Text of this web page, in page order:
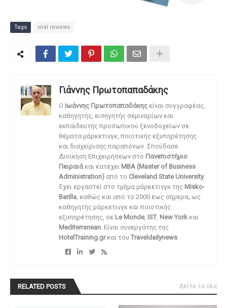
Tags viral reviews
Γιάννης Πρωτοπαπαδάκης
O Ιωάννης Πρωτοπαπαδάκης είναι συγγραφέας,
καθηγητής, εισηγητής σεμιναρίων και
εκπαιδευτής προσωπικού ξενοδοχείων σε
θέματα μάρκετινγκ, ποιοτικής εξυπηρέτησης
και διαχείρισης παραπόνων. Σπούδασε
Διοίκηση Επιχειρήσεων στο Πανεπιστήμιο
Πειραιά και κατέχει MBA (Master of Business
Administration) από το Cleveland State University.
Έχει εργαστεί στο τμήμα μάρκετινγκ της Misko-
Barilla , καθώς και από το 2000 έως σήμερα, ως
καθηγητής μάρκετινγκ και ποιοτικής
εξυπηρέτησης, σε Le Monde, IST, New York και
Mediterranean . Είναι συνεργάτης της
HotelTraining.grκαι του Traveldailynews
RELATED POSTS Δείτε τα όλα